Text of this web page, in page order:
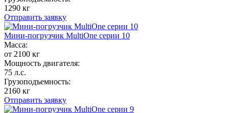
1290 кг
Отправить заявку
Мини-погрузчик MultiОne серии 10
Масса:
от 2100 кг
Мощность двигателя:
75 л.с.
Грузоподъемность:
2160 кг
Отправить заявку